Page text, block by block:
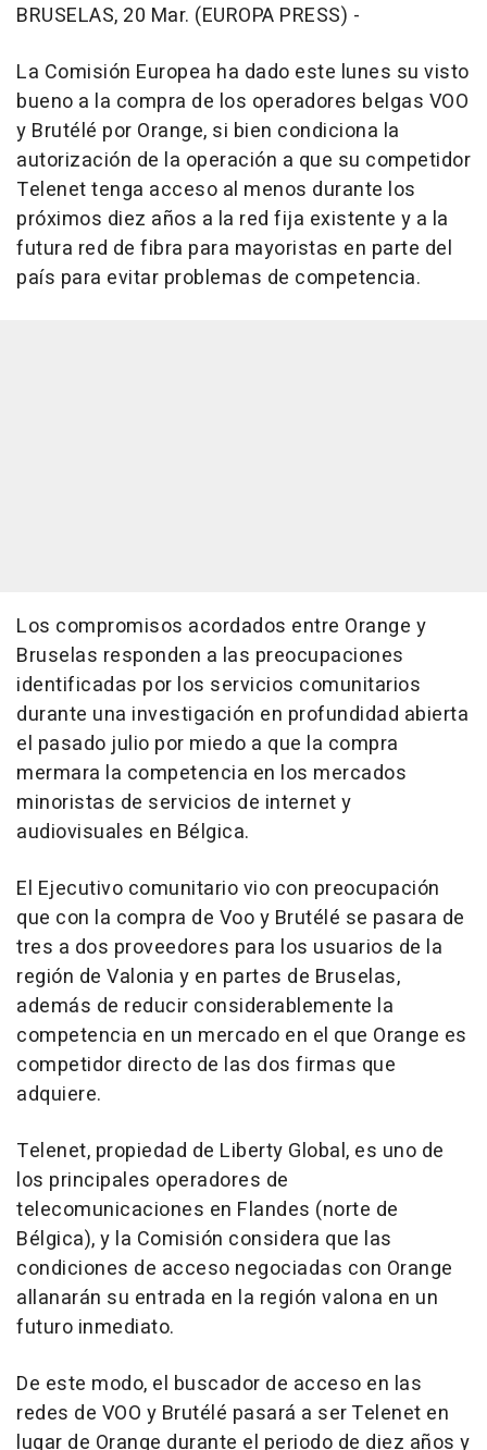
BRUSELAS, 20 Mar. (EUROPA PRESS) -
La Comisión Europea ha dado este lunes su visto
bueno a la compra de los operadores belgas VOO
y Brutélé por Orange, si bien condiciona la
autorización de la operación a que su competidor
Telenet tenga acceso al menos durante los
próximos diez años a la red fija existente y a la
futura red de fibra para mayoristas en parte del
país para evitar problemas de competencia.
Los compromisos acordados entre Orange y
Bruselas responden a las preocupaciones
identificadas por los servicios comunitarios
durante una investigación en profundidad abierta
el pasado julio por miedo a que la compra
mermara la competencia en los mercados
minoristas de servicios de internet y
audiovisuales en Bélgica.
El Ejecutivo comunitario vio con preocupación
que con la compra de Voo y Brutélé se pasara de
tres a dos proveedores para los usuarios de la
región de Valonia y en partes de Bruselas,
además de reducir considerablemente la
competencia en un mercado en el que Orange es
competidor directo de las dos firmas que
adquiere.
Telenet, propiedad de Liberty Global, es uno de
los principales operadores de
telecomunicaciones en Flandes (norte de
Bélgica), y la Comisión considera que las
condiciones de acceso negociadas con Orange
allanarán su entrada en la región valona en un
futuro inmediato.
De este modo, el buscador de acceso en las
redes de VOO y Brutélé pasará a ser Telenet en
lugar de Orange durante el periodo de diez años y